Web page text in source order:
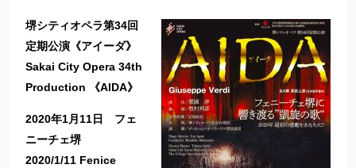
堺シティオペラ第34回
定期公演《アイーダ》
Sakai City Opera 34th
Production 《AIDA》
2020年1月11日 フェ
ニーチェ堺
2020/1/11 Fenice